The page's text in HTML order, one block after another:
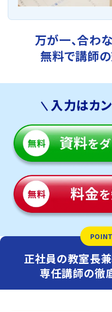
万が一、合わ
無料で講師
POINT
正社員の教室長
専任講師の徹